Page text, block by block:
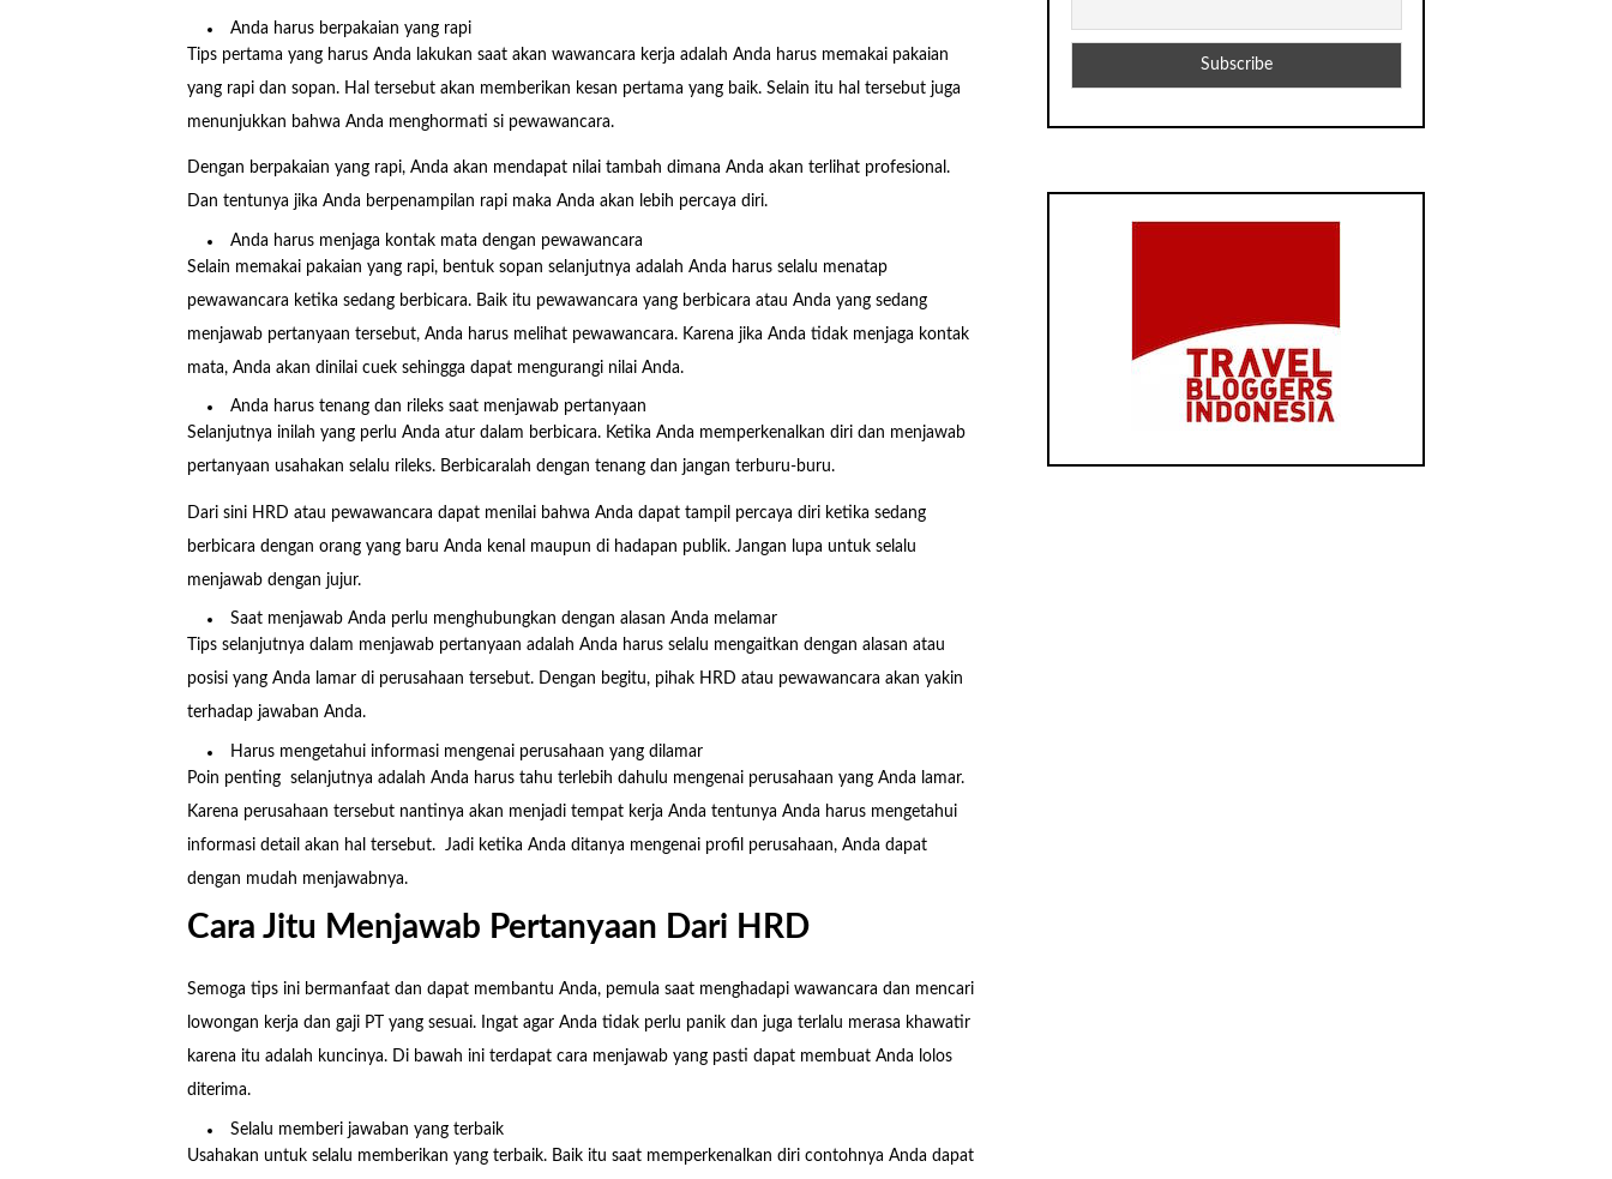
Anda harus berpakaian yang rapi
Tips pertama yang harus Anda lakukan saat akan wawancara kerja adalah Anda harus memakai pakaian
yang rapi dan sopan. Hal tersebut akan memberikan kesan pertama yang baik. Selain itu hal tersebut juga
menunjukkan bahwa Anda menghormati si pewawancara.
Dengan berpakaian yang rapi, Anda akan mendapat nilai tambah dimana Anda akan terlihat profesional.
Dan tentunya jika Anda berpenampilan rapi maka Anda akan lebih percaya diri.
Anda harus menjaga kontak mata dengan pewawancara
Selain memakai pakaian yang rapi, bentuk sopan selanjutnya adalah Anda harus selalu menatap
pewawancara ketika sedang berbicara. Baik itu pewawancara yang berbicara atau Anda yang sedang
menjawab pertanyaan tersebut, Anda harus melihat pewawancara. Karena jika Anda tidak menjaga kontak
mata, Anda akan dinilai cuek sehingga dapat mengurangi nilai Anda.
Anda harus tenang dan rileks saat menjawab pertanyaan
Selanjutnya inilah yang perlu Anda atur dalam berbicara. Ketika Anda memperkenalkan diri dan menjawab
pertanyaan usahakan selalu rileks. Berbicaralah dengan tenang dan jangan terburu-buru.
Dari sini HRD atau pewawancara dapat menilai bahwa Anda dapat tampil percaya diri ketika sedang
berbicara dengan orang yang baru Anda kenal maupun di hadapan publik. Jangan lupa untuk selalu
menjawab dengan jujur.
Saat menjawab Anda perlu menghubungkan dengan alasan Anda melamar
Tips selanjutnya dalam menjawab pertanyaan adalah Anda harus selalu mengaitkan dengan alasan atau
posisi yang Anda lamar di perusahaan tersebut. Dengan begitu, pihak HRD atau pewawancara akan yakin
terhadap jawaban Anda.
Harus mengetahui informasi mengenai perusahaan yang dilamar
Poin penting selanjutnya adalah Anda harus tahu terlebih dahulu mengenai perusahaan yang Anda lamar.
Karena perusahaan tersebut nantinya akan menjadi tempat kerja Anda tentunya Anda harus mengetahui
informasi detail akan hal tersebut. Jadi ketika Anda ditanya mengenai profil perusahaan, Anda dapat
dengan mudah menjawabnya.
Cara Jitu Menjawab Pertanyaan Dari HRD
Semoga tips ini bermanfaat dan dapat membantu Anda, pemula saat menghadapi wawancara dan mencari
lowongan kerja dan gaji PT yang sesuai. Ingat agar Anda tidak perlu panik dan juga terlalu merasa khawatir
karena itu adalah kuncinya. Di bawah ini terdapat cara menjawab yang pasti dapat membuat Anda lolos
diterima.
Selalu memberi jawaban yang terbaik
Usahakan untuk selalu memberikan yang terbaik. Baik itu saat memperkenalkan diri contohnya Anda dapat